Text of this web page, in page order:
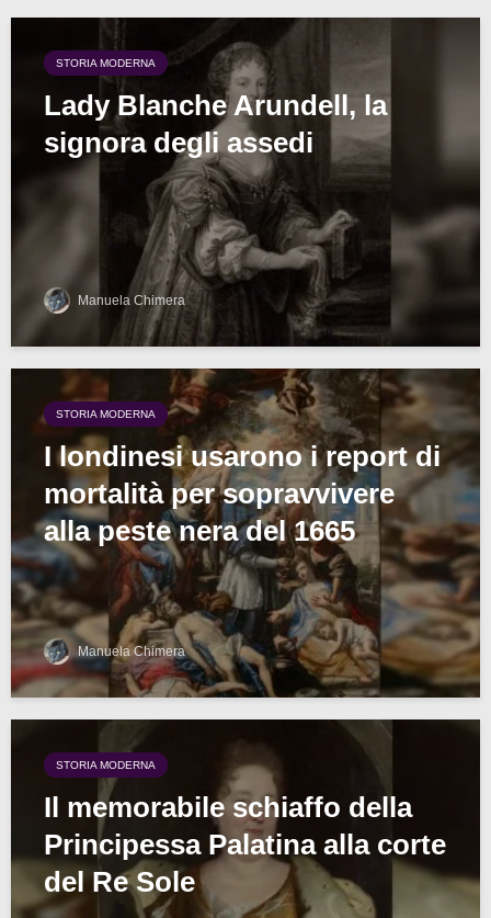
STORIA MODERNA
Lady Blanche Arundell, la
signora degli assedi
Manuela Chimera
STORIA MODERNA
I londinesi usarono i report di
mortalità per sopravvivere
alla peste nera del 1665
Manuela Chimera
STORIA MODERNA
Il memorabile schiaffo della
Principessa Palatina alla corte
del Re Sole